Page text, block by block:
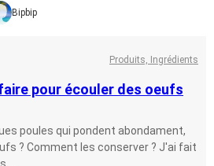
Bipbip
Produits, Ingrédients
pour écouler des oeufs
poules qui pondent abondament,
? Comment les conserver ? J'ai fait